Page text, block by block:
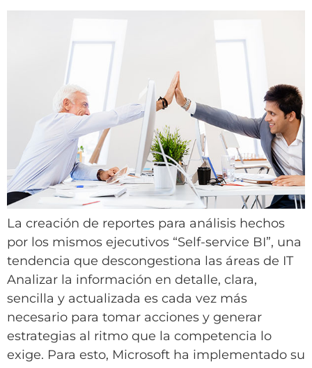
La creación de reportes para análisis hechos
por los mismos ejecutivos “Self-service BI”, una
tendencia que descongestiona las áreas de IT
Analizar la información en detalle, clara,
sencilla y actualizada es cada vez más
necesario para tomar acciones y generar
estrategias al ritmo que la competencia lo
exige. Para esto, Microsoft ha implementado su